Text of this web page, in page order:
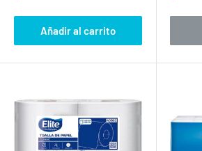
venta
Añadir al carrito
venta